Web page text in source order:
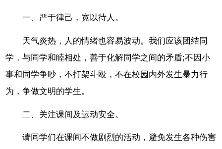
一、严于律己，宽以待人。
天气炎热，人的情绪也容易波动。我们应该团结同
学，与同学和睦相处，善于化解同学之间的矛盾;不因小
事和同学争吵，不打架斗殴，不在校园内外发生暴力行
为，争做文明的学生。
二、关注课间及运动安全。
请同学们在课间不做剧烈的活动，避免发生各种伤害